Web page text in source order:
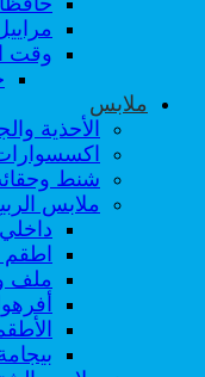
وقت
ملابس
الأحذية
شنط
ملابس
داخلي
ملف